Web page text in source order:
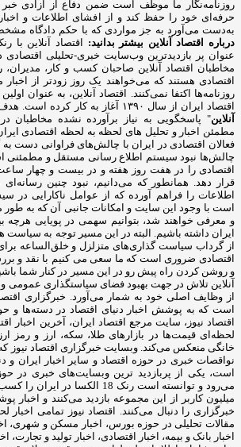
روزنامه‌نگار ما موظف است ضمن دفاع از آزادی خبر
حرفه‌ای خود را حفظ کند و از افشای اطلاعات و
به‌دست می‌آورد به جز مواردی که با حکم دادگاه
درباره اقتصاد آنلاین بیشتر بدانید:
عنوان پر بازدیدترین وب‌سایت خبری-تحلیلی اقتصادی
مخاطبان اقتصاد آنلاین صاحبان کسب و کار،
اقتصادی هستند که می‌خواهند یک روز زودتر از اخبار
روزنامه‌ها اکتفا نمی‌کنند. اقتصاد آنلاین، به عنوان
اقتصاد ایران از سال ۱۳۹۰ آغاز به کار کرده است. هدف ما از راه اندازی "
آنلاین" پاسخگویی به نیاز برآورده نشده مخاطبان
مطمئن اخبار و تحلیل های لحظه به لحظه اقتصادی
فعالان اقتصادی در ایران با چالش‌های فراوانی دست به
چالش‌ها نبود سیستم اطلاع رسانی مستقل و مطمئنی
اقتصادی را در هفت روز هفته و در بیست و چهار ساعت
قرار دهد. همانطور که می‌دانیم، نبود چنین
اطلاعات را فراهم آورده که از عوامل ناکارایی در
است با وجود این سایت و امکانات جانبی آن که به
و معرفی خواهند شد، بتوانیم سهمی در پویایی هرچه
ایران داشته باشیم. البته در این مسیر توجه به سیاست
از گرداب سیاست گذاری‌های متزلزل و خلق‌الساعه
اقتصادی ضروری است که ما سعی می کنیم با نقد و
و روشن کردن راه پیش رو در این مسیر در کنار شما
آنلاین تلاش در جهت بهبود فضای سیاستگذاری عمومی
از وظایف اصلی خود به شمار می‌آورد. خبرگزاری
است که به پوشش اخبار دنیای اقتصاد در دسته‌ها و
اقتصاد نیوز، سایت مرجع اقتصاد ایران، آخرین اخبار
لحظه‌ای قیمت‌ها در بازارهای طلا، سکه، ارز و رمز
خانگی منعکس می‌کند. وبسایت خبرگزاری اقتصاد نیوز
نواقصات خبری در حوزه اقتصاد و سایر اخبار ایران و
است، یکی از پربازدید ترین وبسایت‌های خبری در
می‌رود و توانسته است رنک 18 الکسا
میلیون کاربر از این مجموعه بازدید می‌کنند و
خبرگزاری را دنبال می‌کنند. اقتصاد نیوز تمامی
مقالات تحلیلی در حوزه بورس، اخبار مسکن و شهری،
اخبار بانک و بیمه، اخبار اقتصادی، اخبار تولید و تجارت،